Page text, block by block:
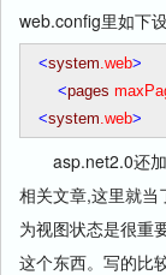
web.config里如下
<system .web>
<pages
<system .web>
asp.net2.0还加
相关文章,这里就当
为视图状态是很重
这个东西。写的比